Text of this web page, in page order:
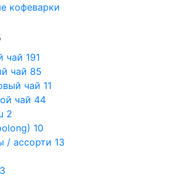
кофеварки
чай 191
чай 85
чай 11
чай 44
2
10
/ ассорти 13
3